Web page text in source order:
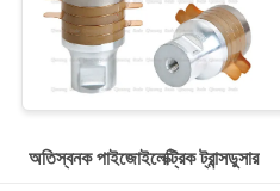
অতিস্বনক পাইজোইলেক্ট্রিক ট্রান্সডুসার